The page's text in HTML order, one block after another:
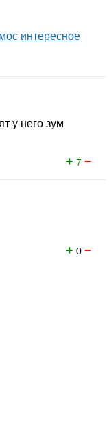
интересное
у него зум
+ 7 −
+ 0 −